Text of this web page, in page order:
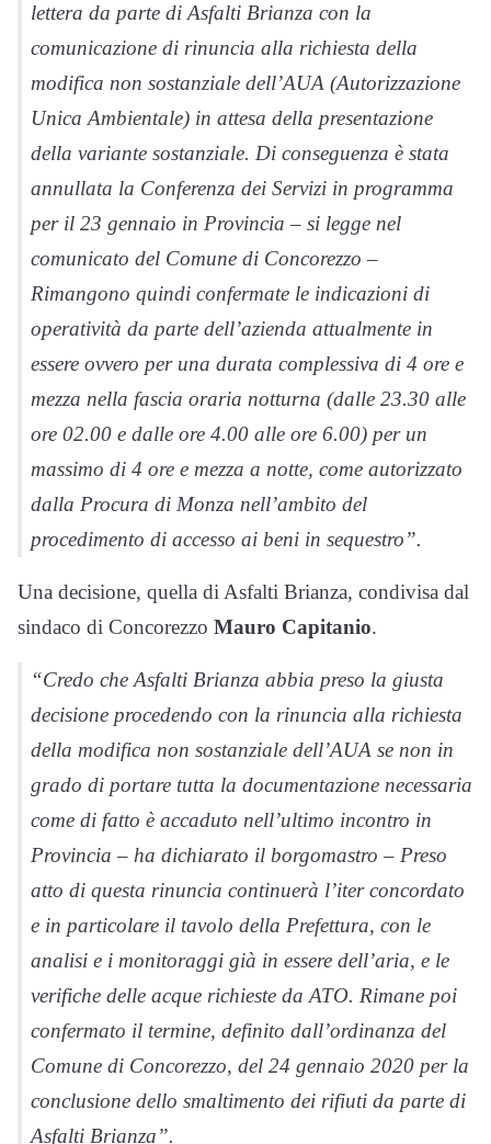
lettera da parte di Asfalti Brianza con la
comunicazione di rinuncia alla richiesta della
modifica non sostanziale dell’AUA (Autorizzazione
Unica Ambientale) in attesa della presentazione
della variante sostanziale. Di conseguenza è stata
annullata la Conferenza dei Servizi in programma
per il 23 gennaio in Provincia – si legge nel
comunicato del Comune di Concorezzo –
Rimangono quindi confermate le indicazioni di
operatività da parte dell’azienda attualmente in
essere ovvero per una durata complessiva di 4 ore e
mezza nella fascia oraria notturna (dalle 23.30 alle
ore 02.00 e dalle ore 4.00 alle ore 6.00) per un
massimo di 4 ore e mezza a notte, come autorizzato
dalla Procura di Monza nell’ambito del
procedimento di accesso ai beni in sequestro”.
Una decisione, quella di Asfalti Brianza, condivisa dal
sindaco di Concorezzo Mauro Capitanio.
“Credo che Asfalti Brianza abbia preso la giusta
decisione procedendo con la rinuncia alla richiesta
della modifica non sostanziale dell’AUA se non in
grado di portare tutta la documentazione necessaria
come di fatto è accaduto nell’ultimo incontro in
Provincia – ha dichiarato il borgomastro – Preso
atto di questa rinuncia continuerà l’iter concordato
e in particolare il tavolo della Prefettura, con le
analisi e i monitoraggi già in essere dell’aria, e le
verifiche delle acque richieste da ATO. Rimane poi
confermato il termine, definito dall’ordinanza del
Comune di Concorezzo, del 24 gennaio 2020 per la
conclusione dello smaltimento dei rifiuti da parte di
Asfalti Brianza”.